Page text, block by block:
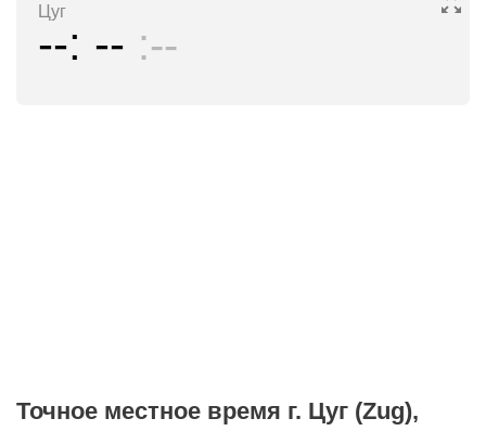
Цуг
-- -- --
Точное местное время г. Цуг (Zug),